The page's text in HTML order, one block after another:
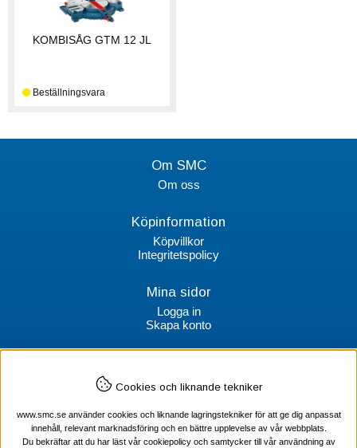
KOMBISÅG GTM 12 JL
Om SMC
Om oss
Köpinformation
Köpvillkor
Integritetspolicy
Mina sidor
Logga in
Skapa konto
SMC Stockholms Maskincentral AB
100 64 Stockholm
Tel Verktyg: 08-578 55 230
Cookies och liknande tekniker
www.smc.se använder cookies och liknande lagringstekniker för att ge dig anpassat
innehåll, relevant marknadsföring och en bättre upplevelse av vår webbplats.
Du bekräftar att du har läst vår cookiepolicy och samtycker till vår användning av